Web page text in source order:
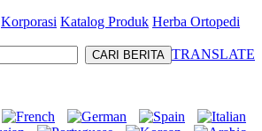
Korporasi Katalog Produk Herba Ortopedi
TRANSLATE